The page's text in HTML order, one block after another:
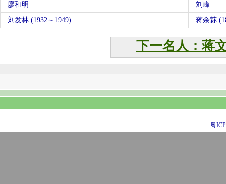
廖和明 刘峰
刘发林 (1932～1949) 蒋余荪
下一名人：蒋
粤